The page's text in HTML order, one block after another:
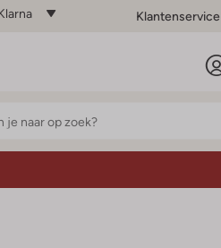
Klantenservice